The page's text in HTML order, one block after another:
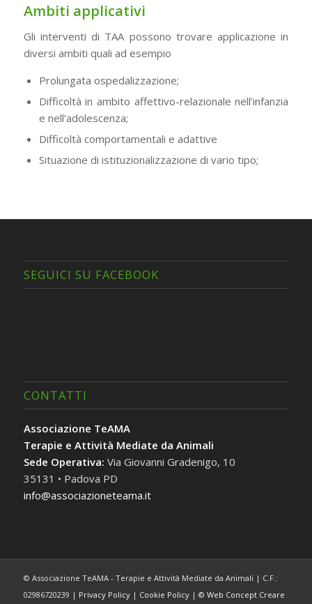
Ambiti applicativi
Gli interventi di TAA possono trovare applicazione in
diversi ambiti quali ad esempio
Prolungata ospedalizzazione;
Difficoltà in ambito affettivo-relazionale nell’infanzia
e nell’adolescenza;
Difficoltà comportamentali e adattive
Situazione di istituzionalizzazione di vario tipo;
SEGUICI SU FACEBOOK
CONTATTI
Associazione TeAMA
Terapie e Attività Mediate da Animali
Sede Operativa: Via Giovanni Gradenigo, 10
35131 • Padova PD
info@associazioneteama.it
© Associazione TeAMA - Terapie e Attività Mediate da Animali | C.F.:
02986720239 | Privacy Policy| Cookie Policy| © Web Concept Creare